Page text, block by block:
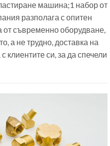
машина;1 набор от
разполага с опитен
от съвременно оборудване,
а не трудно, доставка на
клиентите си, за да спечели